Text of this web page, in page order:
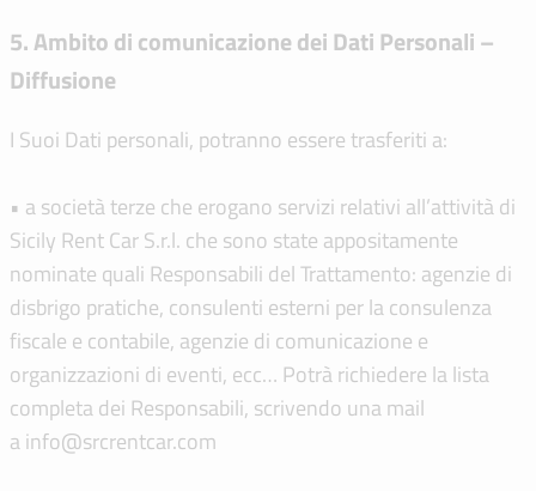
5. Ambito di comunicazione dei Dati Personali –
Diffusione
I Suoi Dati personali, potranno essere trasferiti a:
• a società terze che erogano servizi relativi all’attività di
Sicily Rent Car S.r.l. che sono state appositamente
nominate quali Responsabili del Trattamento: agenzie di
disbrigo pratiche, consulenti esterni per la consulenza
fiscale e contabile, agenzie di comunicazione e
organizzazioni di eventi, ecc… Potrà richiedere la lista
completa dei Responsabili, scrivendo una mail
a info@srcrentcar.com